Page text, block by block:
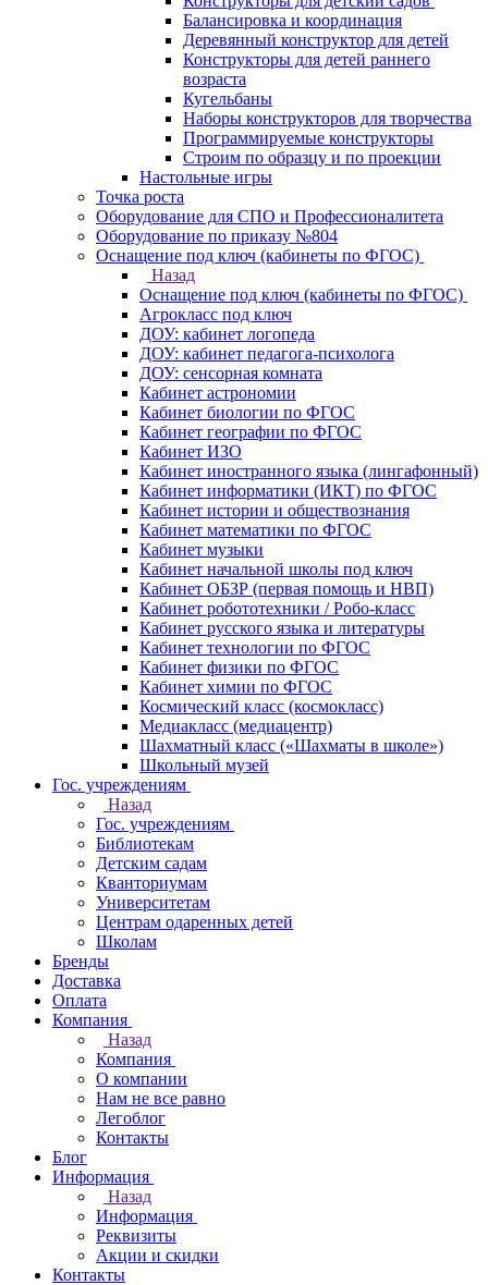
Балансировка и координация
Деревянный конструктор для детей
Конструкторы для детей раннего
возраста
Кугельбаны
Наборы конструкторов для творчества
Программируемые конструкторы
Строим по образцу и по проекции
Настольные игры
Точка роста
Оборудование для СПО и Профессионалитета
Оборудование по приказу №804
Оснащение под ключ (кабинеты по ФГОС)
Назад
Оснащение под ключ (кабинеты по ФГОС)
Агрокласс под ключ
ДОУ: кабинет логопеда
ДОУ: кабинет педагога-психолога
ДОУ: сенсорная комната
Кабинет астрономии
Кабинет биологии по ФГОС
Кабинет географии по ФГОС
Кабинет ИЗО
Кабинет иностранного языка (лингафонный)
Кабинет информатики (ИКТ) по ФГОС
Кабинет истории и обществознания
Кабинет математики по ФГОС
Кабинет музыки
Кабинет начальной школы под ключ
Кабинет ОБЗР (первая помощь и НВП)
Кабинет робототехники / Робо-класс
Кабинет русского языка и литературы
Кабинет технологии по ФГОС
Кабинет физики по ФГОС
Кабинет химии по ФГОС
Космический класс (космокласс)
Медиакласс (медиацентр)
Шахматный класс («Шахматы в школе»)
Школьный музей
Гос. учреждениям
Назад
Гос. учреждениям
Библиотекам
Детским садам
Кванториумам
Университетам
Центрам одаренных детей
Школам
Бренды
Доставка
Оплата
Компания
Назад
Компания
О компании
Нам не все равно
Легоблог
Контакты
Блог
Информация
Назад
Информация
Реквизиты
Акции и скидки
Контакты